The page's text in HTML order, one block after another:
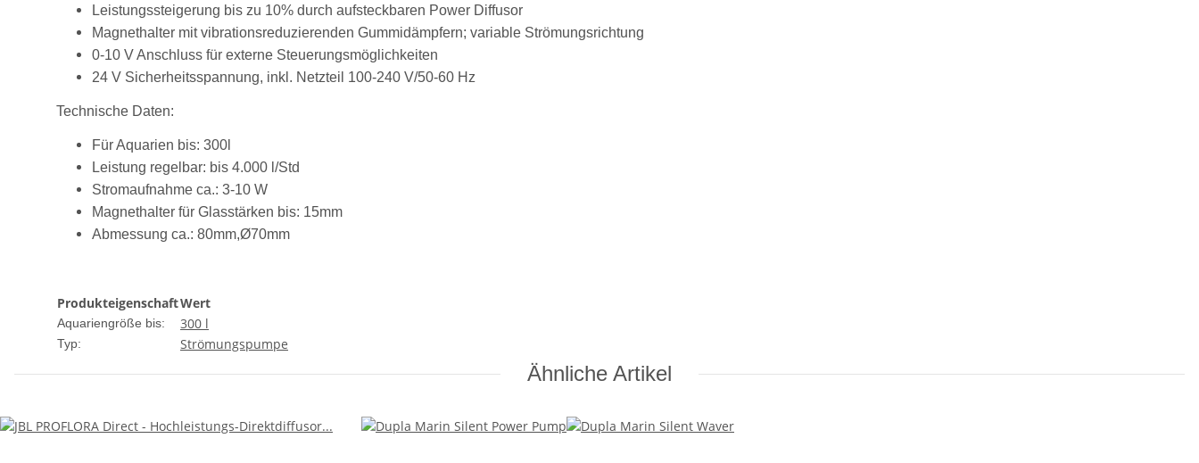
Leistungssteigerung bis zu 10% durch aufsteckbaren Power Diffusor
Magnethalter mit vibrationsreduzierenden Gummidämpfern; variable Strömungsrichtung
0-10 V Anschluss für externe Steuerungsmöglichkeiten
24 V Sicherheitsspannung, inkl. Netzteil 100-240 V/50-60 Hz
Technische Daten:
Für Aquarien bis: 300l
Leistung regelbar: bis 4.000 l/Std
Stromaufnahme ca.: 3-10 W
Magnethalter für Glasstärken bis: 15mm
Abmessung ca.: 80mm,Ø70mm
ProdukteigenschaftWert
Aquariengröße bis: 300 l
Typ: Strömungspumpe
Ähnliche Artikel